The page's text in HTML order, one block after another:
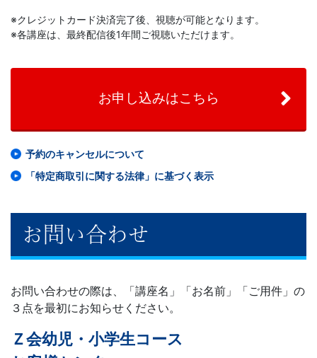
※クレジットカード決済完了後、視聴が可能となります。
※各講座は、最終配信後1年間ご視聴いただけます。
お申し込みはこちら
予約のキャンセルについて
「特定商取引に関する法律」に基づく表示
お問い合わせ
お問い合わせの際は、「講座名」「お名前」「ご用件」の
３点を最初にお知らせください。
Ｚ会幼児・小学生コース